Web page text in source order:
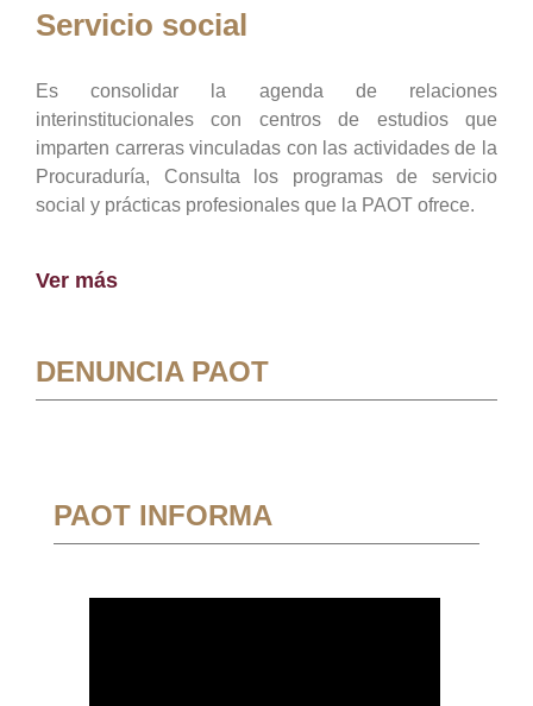
Servicio social
Es consolidar la agenda de relaciones
interinstitucionales con centros de estudios que
imparten carreras vinculadas con las actividades de la
Procuraduría, Consulta los programas de servicio
social y prácticas profesionales que la PAOT ofrece.
Ver más
DENUNCIA PAOT
PAOT INFORMA